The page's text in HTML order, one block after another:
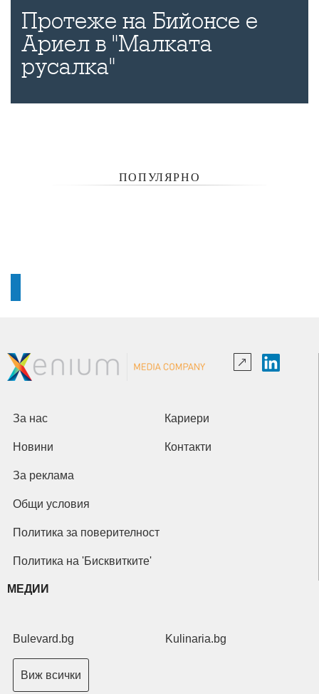
Протеже на Бийонсе е
Ариел в "Малката
русалка"
ПОПУЛЯРНО
За нас Кариери
Новини Контакти
За реклама
Общи условия
Политика за поверителност
Политика на 'Бисквитките'
МЕДИИ
Bulevard.bg Kulinaria.bg
Виж всички